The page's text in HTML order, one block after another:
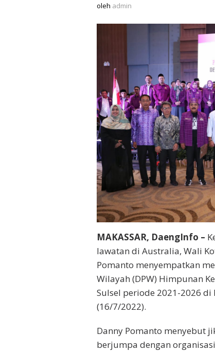
oleh admin
MAKASSAR, DaengInfo –
lawatan di Australia, Wali
Pomanto menyempatkan
Wilayah (DPW) Himpunan
Sulsel periode 2021-2026 di
(16/7/2022).
Danny Pomanto menyebut
berjumpa dengan